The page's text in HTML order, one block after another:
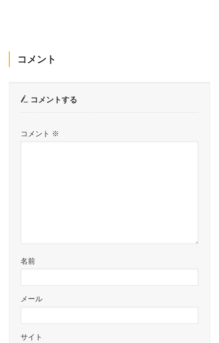
コメント
コメントする
コメント ※
名前
メール
サイト